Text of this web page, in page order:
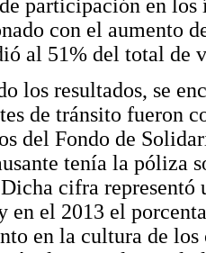
participación en los
con el aumento
al 51% del total de
los resultados, se
de tránsito fueron
del Fondo de
tenía la póliza
cifra
en el 2013 el
en la cultura de los